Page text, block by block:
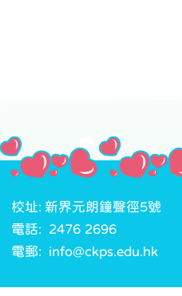
校址: 新界元朗鐘聲徑5號
電話: 2476 2696
電郵: info@ckps.edu.hk